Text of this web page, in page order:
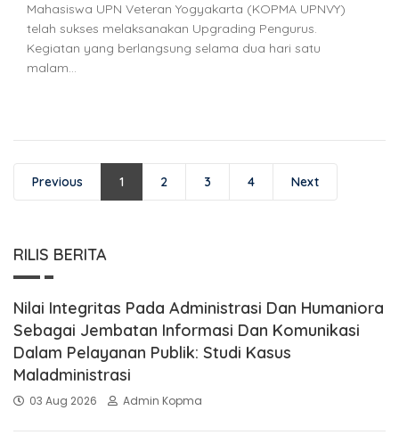
Mahasiswa UPN Veteran Yogyakarta (KOPMA UPNVY)
telah sukses melaksanakan Upgrading Pengurus.
Kegiatan yang berlangsung selama dua hari satu
malam…
Previous 1 2 3 4 Next
RILIS BERITA
Nilai Integritas Pada Administrasi Dan Humaniora
Sebagai Jembatan Informasi Dan Komunikasi
Dalam Pelayanan Publik: Studi Kasus
Maladministrasi
03 Aug 2026 Admin Kopma